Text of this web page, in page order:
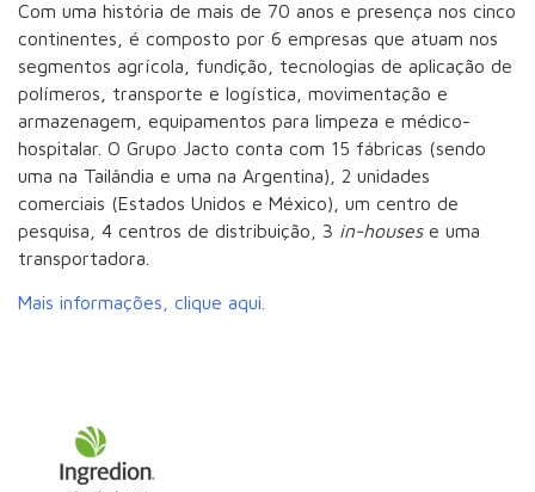
Com uma história de mais de 70 anos e presença nos cinco
continentes, é composto por 6 empresas que atuam nos
segmentos agrícola, fundição, tecnologias de aplicação de
polímeros, transporte e logística, movimentação e
armazenagem, equipamentos para limpeza e médico-
hospitalar. O Grupo Jacto conta com 15 fábricas (sendo
uma na Tailândia e uma na Argentina), 2 unidades
comerciais (Estados Unidos e México), um centro de
pesquisa, 4 centros de distribuição, 3 in-housese uma
transportadora.
Mais informações, clique aqui.